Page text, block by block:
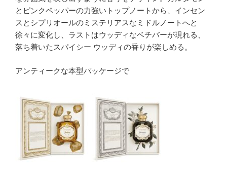
とピンクペッパーの力強いトップノートから、インセン
スとシプリオールのミステリアスなミドルノートへと
徐々に変化し、ラストはウッディなベチバーが現れる、
落ち着いたスパイシー ウッディの香りが楽しめる。
アンティークな本型パッケージで